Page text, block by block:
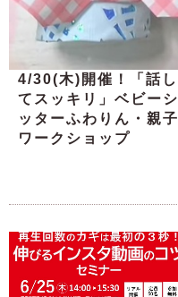
4/30(木)開催！「話し
てスッキリ」ベビーシ
ッターふわりん・親子
ワークショップ